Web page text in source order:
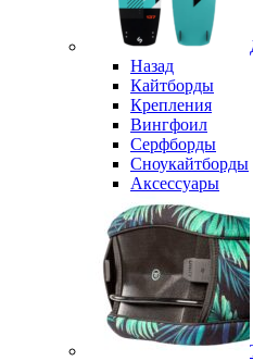
Назад
Кайтборды
Крепления
Вингфоил
Серфборды
Сноукайтборды
Аксессуары